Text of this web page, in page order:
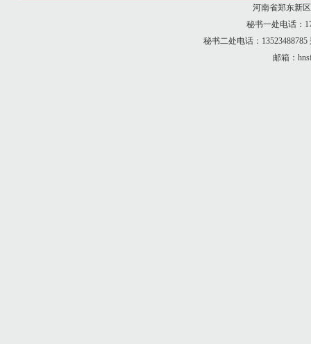
河南省郑东新
秘书一处电话：
秘书二处电话：
邮箱：